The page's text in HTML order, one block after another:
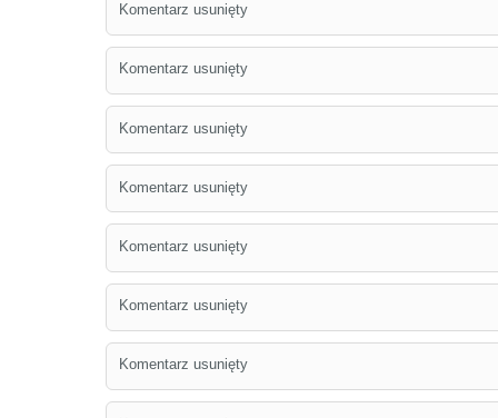
Komentarz usunięty
Komentarz usunięty
Komentarz usunięty
Komentarz usunięty
Komentarz usunięty
Komentarz usunięty
Komentarz usunięty